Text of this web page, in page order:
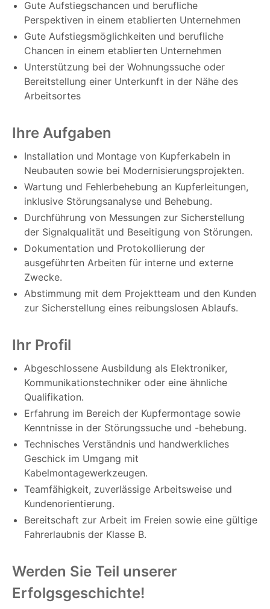
Gute Aufstiegschancen und berufliche
Perspektiven in einem etablierten Unternehmen
Gute Aufstiegsmöglichkeiten und berufliche
Chancen in einem etablierten Unternehmen
Unterstützung bei der Wohnungssuche oder
Bereitstellung einer Unterkunft in der Nähe des
Arbeitsortes
Ihre Aufgaben
Installation und Montage von Kupferkabeln in
Neubauten sowie bei Modernisierungsprojekten.
Wartung und Fehlerbehebung an Kupferleitungen,
inklusive Störungsanalyse und Behebung.
Durchführung von Messungen zur Sicherstellung
der Signalqualität und Beseitigung von Störungen.
Dokumentation und Protokollierung der
ausgeführten Arbeiten für interne und externe
Zwecke.
Abstimmung mit dem Projektteam und den Kunden
zur Sicherstellung eines reibungslosen Ablaufs.
Ihr Profil
Abgeschlossene Ausbildung als Elektroniker,
Kommunikationstechniker oder eine ähnliche
Qualifikation.
Erfahrung im Bereich der Kupfermontage sowie
Kenntnisse in der Störungssuche und -behebung.
Technisches Verständnis und handwerkliches
Geschick im Umgang mit
Kabelmontagewerkzeugen.
Teamfähigkeit, zuverlässige Arbeitsweise und
Kundenorientierung.
Bereitschaft zur Arbeit im Freien sowie eine gültige
Fahrerlaubnis der Klasse B.
Werden Sie Teil unserer
Erfolgsgeschichte!